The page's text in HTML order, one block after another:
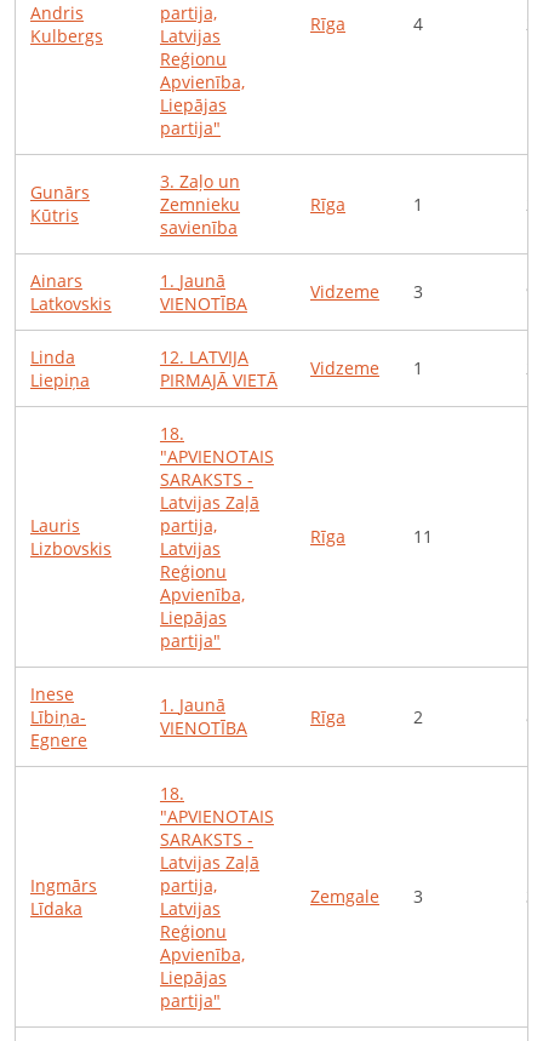
Andris
Kulbergs
partija,
Latvijas
Reģionu
Apvienība,
Liepājas
partija"
Rīga 4 2
Gunārs
Kūtris
3. Zaļo un
Zemnieku
savienība
Rīga 1 2
Ainars
Latkovskis
1 . Jaunā
VIENOTĪBA
Vidzeme 3 9
Linda
Liepiņa
12. LATVIJA
PIRMAJĀ VIETĀ
Vidzeme 1 2
Lauris
Lizbovskis
18.
"APVIENOTAIS
SARAKSTS -
Latvijas Zaļā
partija,
Latvijas
Reģionu
Apvienība,
Liepājas
partija"
Rīga 11
Inese
Lībiņa-
Egnere
1 . Jaunā
VIENOTĪBA
Rīga 2 8
Ingmārs
Līdaka
18.
"APVIENOTAIS
SARAKSTS -
Latvijas Zaļā
partija,
Latvijas
Reģionu
Apvienība,
Liepājas
partija"
Zemgale 3 3